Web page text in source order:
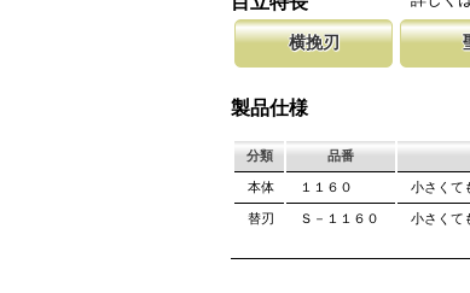
にご使用頂けます。
ケットに収納可能。
横挽刃
になっています。 横挽刃を縦挽に
て良好な切れ味は望めません。
を向上させています。 段
製品仕様
分類 品番
本体 １１６０
小さくて
替刃 Ｓ－１１６０ 小さくて